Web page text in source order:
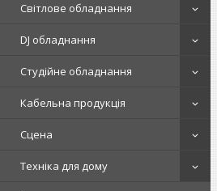
Світлове обладнання
DJ обладнання
Студійне обладнання
Кабельна продукція
Сцена
Техніка для дому